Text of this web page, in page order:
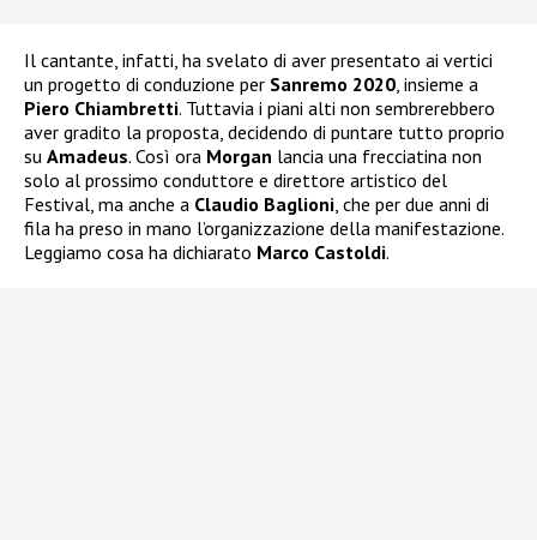
Il cantante, infatti, ha svelato di aver presentato ai vertici
un progetto di conduzione per Sanremo 2020, insieme a
Piero Chiambretti. Tuttavia i piani alti non sembrerebbero
aver gradito la proposta, decidendo di puntare tutto proprio
su Amadeus. Così ora Morgan lancia una frecciatina non
solo al prossimo conduttore e direttore artistico del
Festival, ma anche a Claudio Baglioni, che per due anni di
fila ha preso in mano l’organizzazione della manifestazione.
Leggiamo cosa ha dichiarato Marco Castoldi.